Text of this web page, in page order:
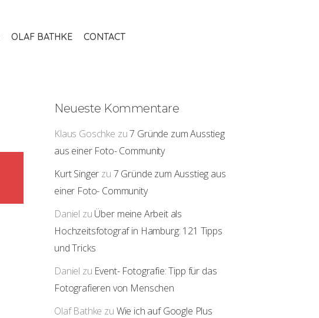
OLAF BATHKE CONTACT
Neueste Kommentare
Klaus Goschke zu7 Gründe zum Ausstieg
aus einer Foto- Community
Kurt Singer zu 7 Gründe zum Ausstieg aus
einer Foto- Community
Daniel zu Über meine Arbeit als
Hochzeitsfotograf in Hamburg: 121 Tipps
und Tricks
Daniel zu Event- Fotografie: Tipp für das
Fotografieren von Menschen
Olaf Bathke zu Wie ich auf Google Plus